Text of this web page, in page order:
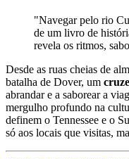
"Navegar pelo rio
de um livro de
revela os ritmos,
Desde as ruas cheias de
batalha de Dover, um
abrandar e a saborear a
mergulho profundo na
definem o Tennessee e o
só aos locais que visitas,